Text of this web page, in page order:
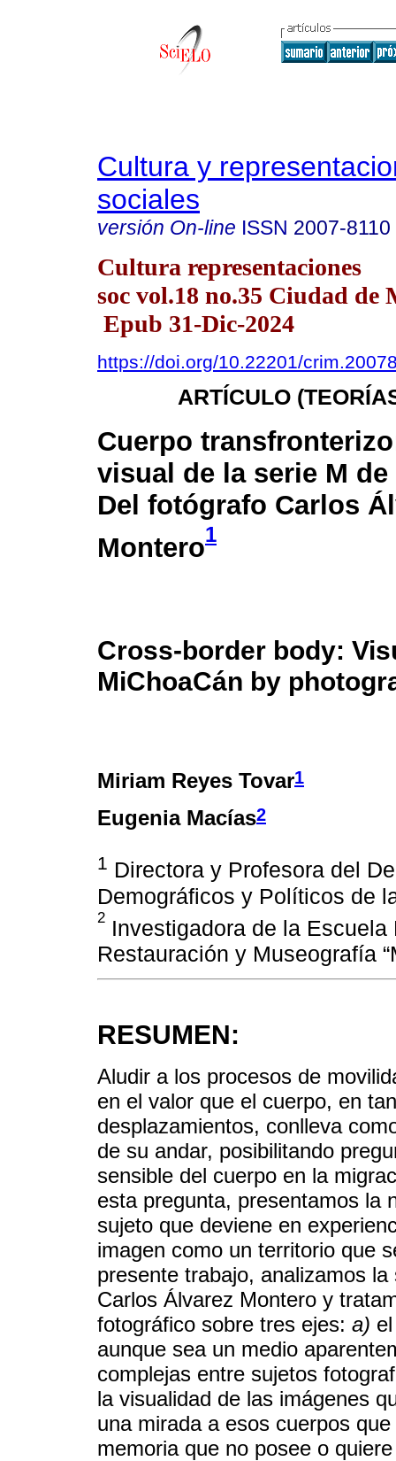
Cultura y
sociales
versión On-line ISSN 2007-8110
Cultura representaciones
soc vol.18 no.35 Ciudad de
Epub 31-Dic-2024
https://doi.org/10.22201/
ARTÍCULO
Cuerpo
visual de la serie M
Del fotógrafo Carlos
Montero1
Cross-border body:
MiChoaCán by
Miriam Reyes Tovar1
Eugenia Macías2
1 Directora y Profesora del
Demográficos y Políticos de
2 Investigadora de la
Restauración y Museografía
RESUMEN:
Aludir a los procesos de
en el valor que el cuerpo, en
desplazamientos, conlleva
de su andar, posibilitando
sensible del cuerpo en la
esta pregunta, presentamos la
sujeto que deviene en
imagen como un territorio que
presente trabajo, analizamos
Carlos Álvarez Montero y
fotográfico sobre tres ejes: a)
aunque sea un medio
complejas entre sujetos
la visualidad de las imágenes
una mirada a esos cuerpos
memoria que no posee o